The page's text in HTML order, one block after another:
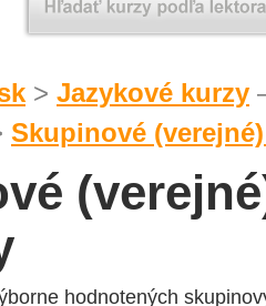
> Jazykové kurzy
Skupinové
hodnotených